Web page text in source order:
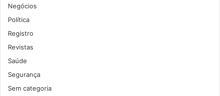
Negócios
Política
Registro
Revistas
Saúde
Segurança
Sem categoria